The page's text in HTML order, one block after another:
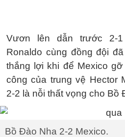
Vươn lên dẫn trước 2-
Ronaldo cùng đồng đội
thắng lợi khi để Mexico
công của trung vệ Hector
2-2 là nỗi thất vọng cho Bồ
Bồ Đào Nha 2-2 Mexico.